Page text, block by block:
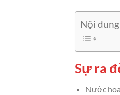
Nội
Sự ra
Nước hoa